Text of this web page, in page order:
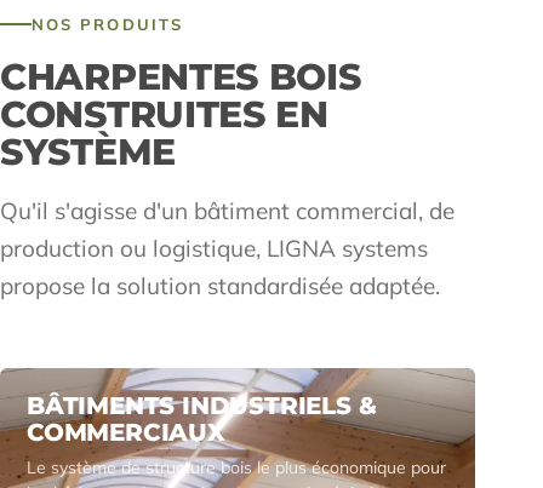
NOS PRODUITS
CHARPENTES BOIS
CONSTRUITES EN
SYSTÈME
Qu'il s'agisse d'un bâtiment commercial, de
production ou logistique, LIGNA systems
propose la solution standardisée adaptée.
BÂTIMENTS INDUSTRIELS &
COMMERCIAUX
Le système de structure bois le plus économique pour